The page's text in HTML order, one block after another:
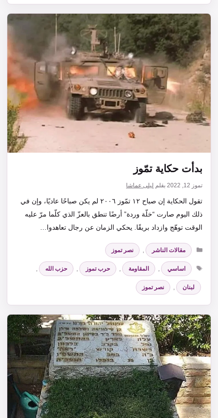
بدأت حكاية تمّوز
تموز 12, 2022 بقلم ليلى عماشا
تقول الحكاية إن صباح ١٢ تمّوز ٢٠٠٦ لم يكن صباحًا عاديًا، وإن في
ذلك اليوم صارت “خلّة وردة” أرضًا تنطق بالعزّ الذي كلّما مرّ عليه
الوقت توهّج وازداد بريقًا. يحكي الزمان عن رجال تعاهدوا…
التصنيفات
مقالات الناشر
نصر تموز
الوسوم
اساسي المقاومة حرب تموز حزب الله
لبنان نصر تموز